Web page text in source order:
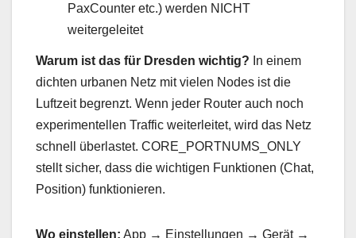
PaxCounter etc.) werden NICHT
weitergeleitet
Warum ist das für Dresden wichtig? In einem
dichten urbanen Netz mit vielen Nodes ist die
Luftzeit begrenzt. Wenn jeder Router auch noch
experimentellen Traffic weiterleitet, wird das Netz
schnell überlastet. CORE_PORTNUMS_ONLY
stellt sicher, dass die wichtigen Funktionen (Chat,
Position) funktionieren.
Wo einstellen: App → Einstellungen → Gerät →